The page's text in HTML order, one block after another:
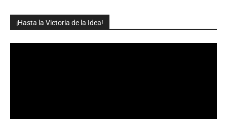
¡Hasta la Victoria de la Idea!